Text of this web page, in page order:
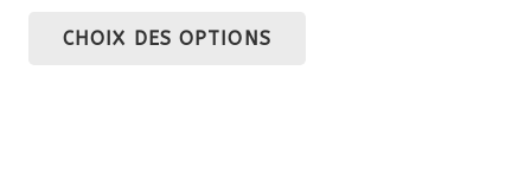
prix :
CHOIX DES OPTIONS